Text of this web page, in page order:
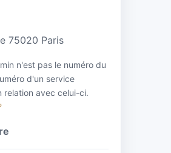
75020 Paris
n'est pas le numéro du
d'un service
relation avec celui-ci.